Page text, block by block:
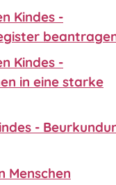
Kindes -
Kindes -
in eine starke
-
Menschen